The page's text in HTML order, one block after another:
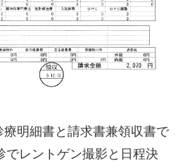
療明細書と請求書兼領収書で
でレントゲン撮影と日程決